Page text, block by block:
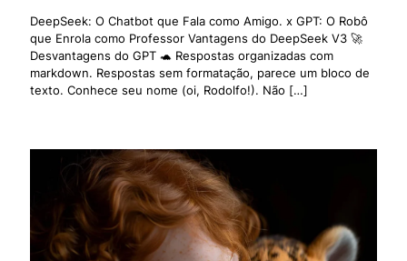
DeepSeek: O Chatbot que Fala como Amigo. x GPT: O Robô
que Enrola como Professor Vantagens do DeepSeek V3 🚀
Desvantagens do GPT 🐢 Respostas organizadas com
markdown. Respostas sem formatação, parece um bloco de
texto. Conhece seu nome (oi, Rodolfo!). Não […]